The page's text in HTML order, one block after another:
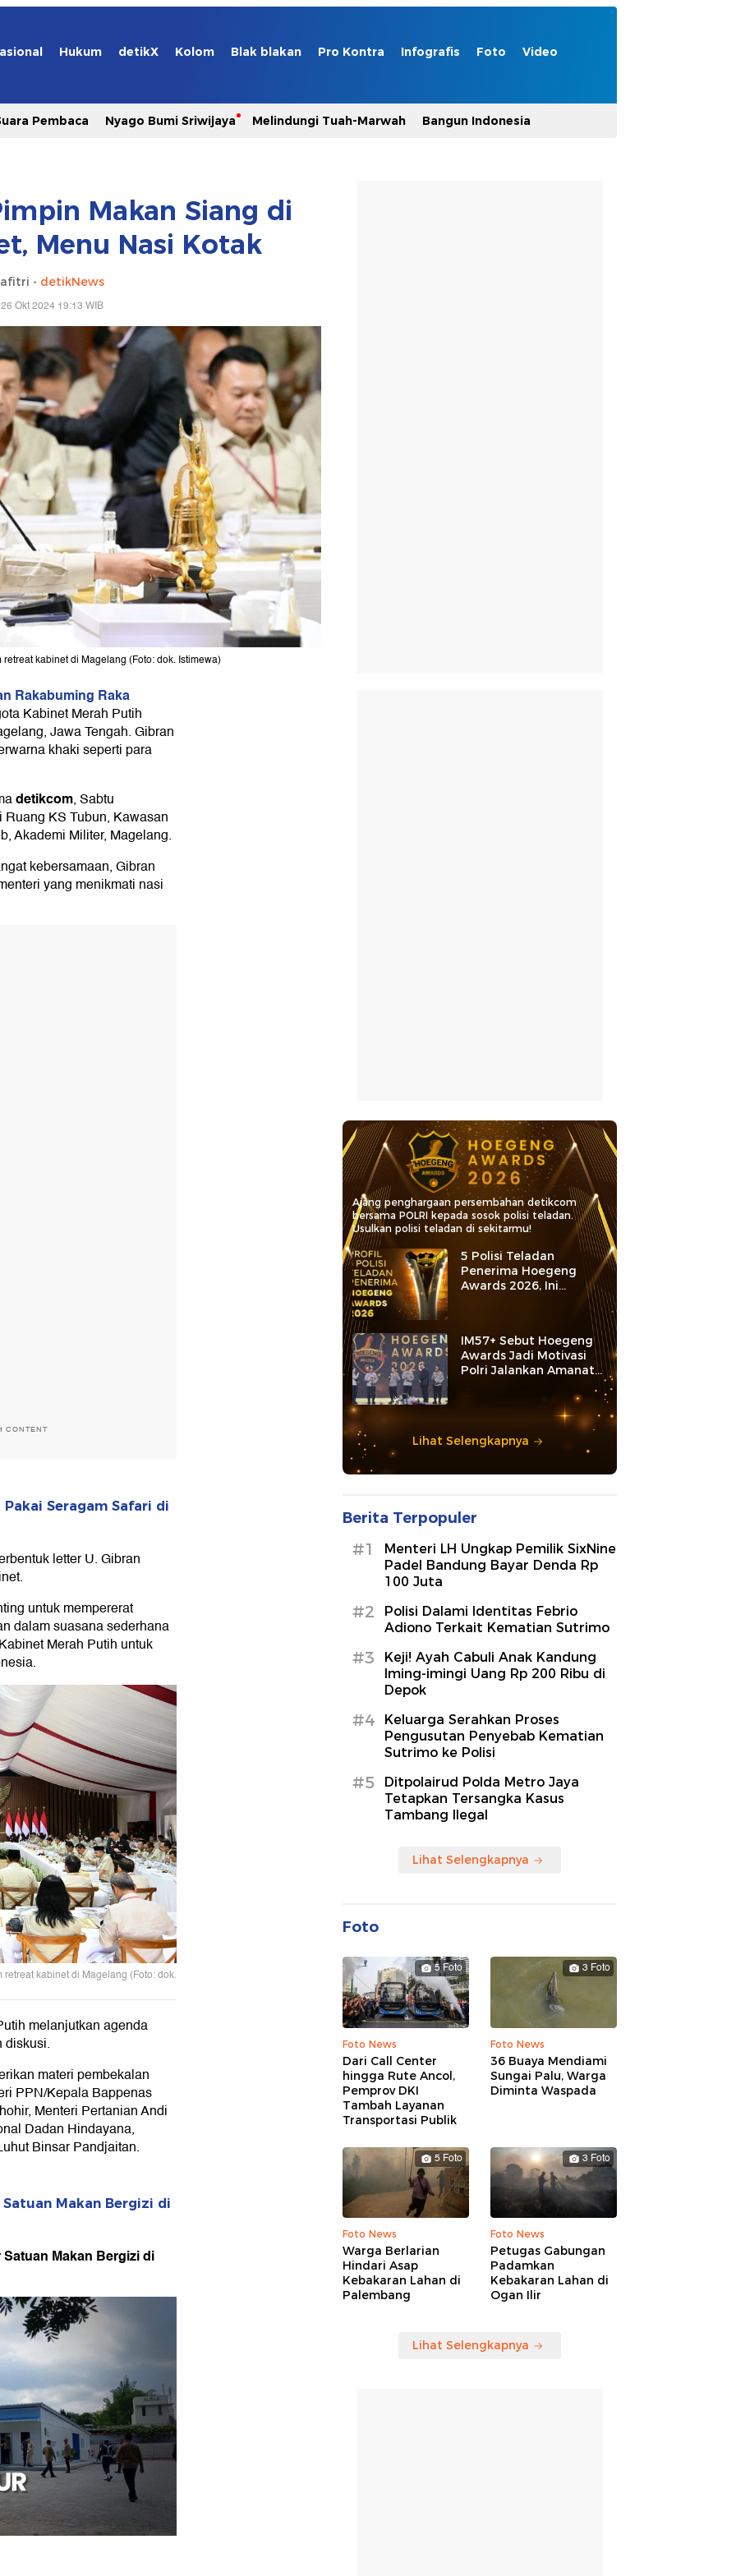
Hukum detikX Kolom Blak blakan Pro Kontra Infografis Foto Video
Pembaca Nyago Bumi Sriwijaya Melindungi Tuah-Marwah Bangun Indonesia
Makan Siang di
Menu Nasi Kotak
- detikNews
Okt 2024 19:13 WIB
kabinet di Magelang (Foto: dok. Istimewa)
Rakabuming Raka
Kabinet Merah Putih
Jawa Tengah. Gibran
khaki seperti para
detikcom, Sabtu
KS Tubun, Kawasan
Akademi Militer, Magelang.
kebersamaan, Gibran
yang menikmati nasi
CONTENT
Seragam Safari di
letter U. Gibran
untuk mempererat
dalam suasana sederhana
Merah Putih untuk
kabinet di Magelang (Foto: dok.
melanjutkan agenda
diskusi.
materi pembekalan
PPN/Kepala Bappenas
Menteri Pertanian Andi
Dadan Hindayana,
Binsar Pandjaitan.
Makan Bergizi di
Makan Bergizi di
Ajang penghargaan persembahan detikcom
bersama POLRI kepada sosok polisi teladan.
Usulkan polisi teladan di sekitarmu!
5 Polisi Teladan
Penerima Hoegeng
Awards 2026, Ini
Kategori dan Kiprahnya
IM57+ Sebut Hoegeng
Awards Jadi Motivasi
Polri Jalankan Amanat
Lihat Selengkapnya
Berita Terpopuler
#1
Menteri LH Ungkap Pemilik SixNine
Padel Bandung Bayar Denda Rp
100 Juta
#2
Polisi Dalami Identitas Febrio
Adiono Terkait Kematian Sutrimo
#3
Keji! Ayah Cabuli Anak Kandung
Iming-imingi Uang Rp 200 Ribu di
Depok
#4
Keluarga Serahkan Proses
Pengusutan Penyebab Kematian
Sutrimo ke Polisi
#5
Ditpolairud Polda Metro Jaya
Tetapkan Tersangka Kasus
Tambang Ilegal
Lihat Selengkapnya
Foto
5 Foto
Foto News
Dari Call Center
hingga Rute Ancol,
Pemprov DKI
Tambah Layanan
Transportasi Publik
3 Foto
Foto News
36 Buaya Mendiami
Sungai Palu, Warga
Diminta Waspada
5 Foto
Foto News
Warga Berlarian
Hindari Asap
Kebakaran Lahan di
Palembang
3 Foto
Foto News
Petugas Gabungan
Padamkan
Kebakaran Lahan di
Ogan Ilir
Lihat Selengkapnya